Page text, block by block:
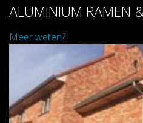
ALUMINIUM RAMEN
Meer weten?